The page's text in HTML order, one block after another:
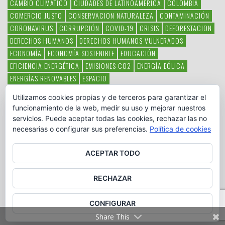
CAMBIO CLIMÁTICO
CIUDADES DE LATINOAMERICA
COLOMBIA
COMERCIO JUSTO
CONSERVACION NATURALEZA
CONTAMINACIÓN
CORONAVIRUS
CORRUPCIÓN COVID-19 CRISIS
DEFORESTACION
DERECHOS HUMANOS
DERECHOS HUMANOS VULNERADOS
ECONOMÍA
ECONOMÍA SOSTENIBLE
EDUCACIÓN
EFICIENCIA ENERGÉTICA
EMISIONES CO2
ENERGÍA EÓLICA
ENERGÍAS RENOVABLES
ESPACIO
HAMBRE LATINOAMÉRICA MEDIO AMBIENTE
MÉXICO
OBJETIVOS DEL MILENIO
ONGS PAZ POBREZA POESÍA
POLITICA
PUEBLOS INDÍGENAS RSC RSE
SOBERANÍA ALIMENTARIA
SOLIDARIDAD SOSTENIBILIDAD TECNOLOGÍA VERTIDO PETROLEO
Copyright © www.otromundoesposible.net. All Rights Reserved.
Share This
Utilizamos cookies propias y de terceros para garantizar el
funcionamiento de la web, medir su uso y mejorar nuestros
servicios. Puede aceptar todas las cookies, rechazar las no
necesarias o configurar sus preferencias. Política de cookies
ACEPTAR TODO
RECHAZAR
CONFIGURAR